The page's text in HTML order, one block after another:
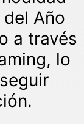
Año
a través
lo